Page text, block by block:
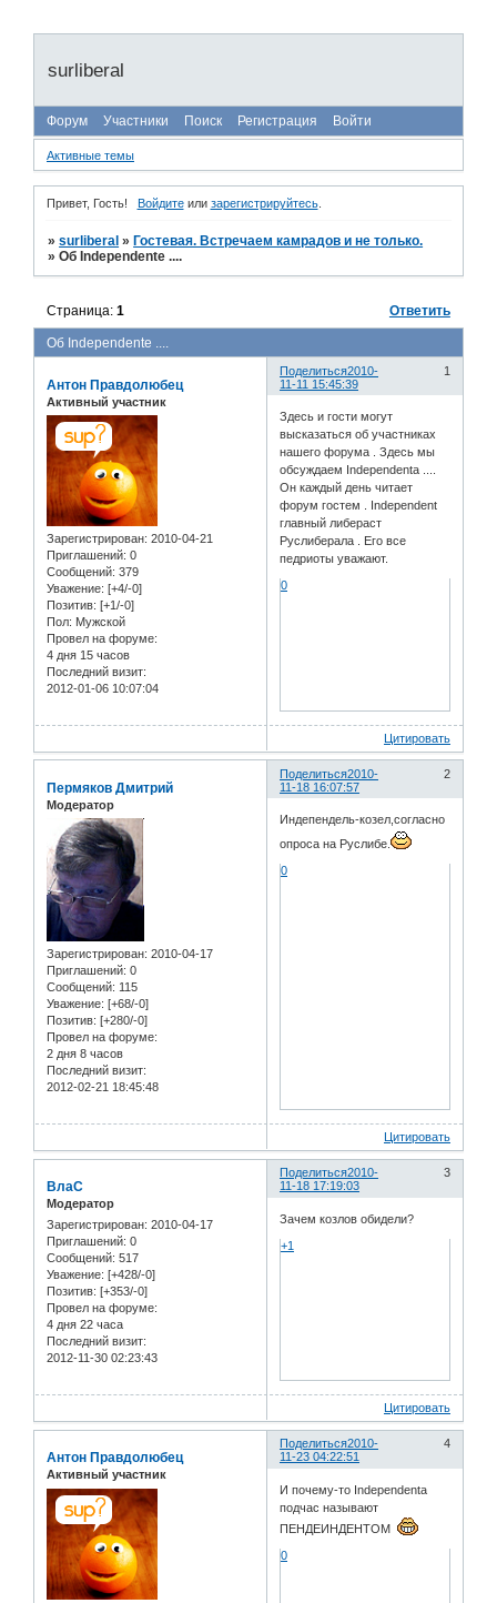
surliberal
Форум Участники Поиск Регистрация Войти
Активные темы
Привет, Гость! Войдитеили зарегистрируйтесь.
»surliberal » Гостевая. Встречаем камрадов и не только.
»Об Independente ....
Об Independente ....
Страница:1 Ответить
Поделиться 1
2010-
11-11 15:45:39
Антон Правдолюбец
Активный участник
Зарегистрирован: 2010-04-21
Приглашений: 0
Сообщений: 379
Уважение: [+4/-0]
Позитив: [+1/-0]
Пол: Мужской
Провел на форуме:
4 дня 15 часов
Последний визит:
2012-01-06 10:07:04
Здесь и гости могут
высказаться об участниках
нашего форума . Здесь мы
обсуждаем Independenta ....
Он каждый день читает
форум гостем . Independent
главный либераст
Руслиберала . Его все
педриоты уважают.
0
Цитировать
Поделиться 2
2010-
11-18 16:07:57
Пермяков Дмитрий
Модератор
Зарегистрирован: 2010-04-17
Приглашений: 0
Сообщений: 115
Уважение: [+68/-0]
Позитив: [+280/-0]
Провел на форуме:
2 дня 8 часов
Последний визит:
2012-02-21 18:45:48
Индепендель-козел,согласно
опроса на Руслибе.
0
Цитировать
Поделиться 3
2010-
11-18 17:19:03
ВлаС
Модератор
Зарегистрирован: 2010-04-17
Приглашений: 0
Сообщений: 517
Уважение: [+428/-0]
Позитив: [+353/-0]
Провел на форуме:
4 дня 22 часа
Последний визит:
2012-11-30 02:23:43
Зачем козлов обидели?
+1
Цитировать
Поделиться 4
2010-
11-23 04:22:51
Антон Правдолюбец
Активный участник
И почему-то Independenta
подчас называют
ПЕНДЕИНДЕНТОМ
0